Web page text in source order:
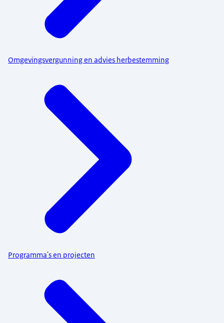
Omgevingsvergunning en advies herbestemming
Programma's en projecten